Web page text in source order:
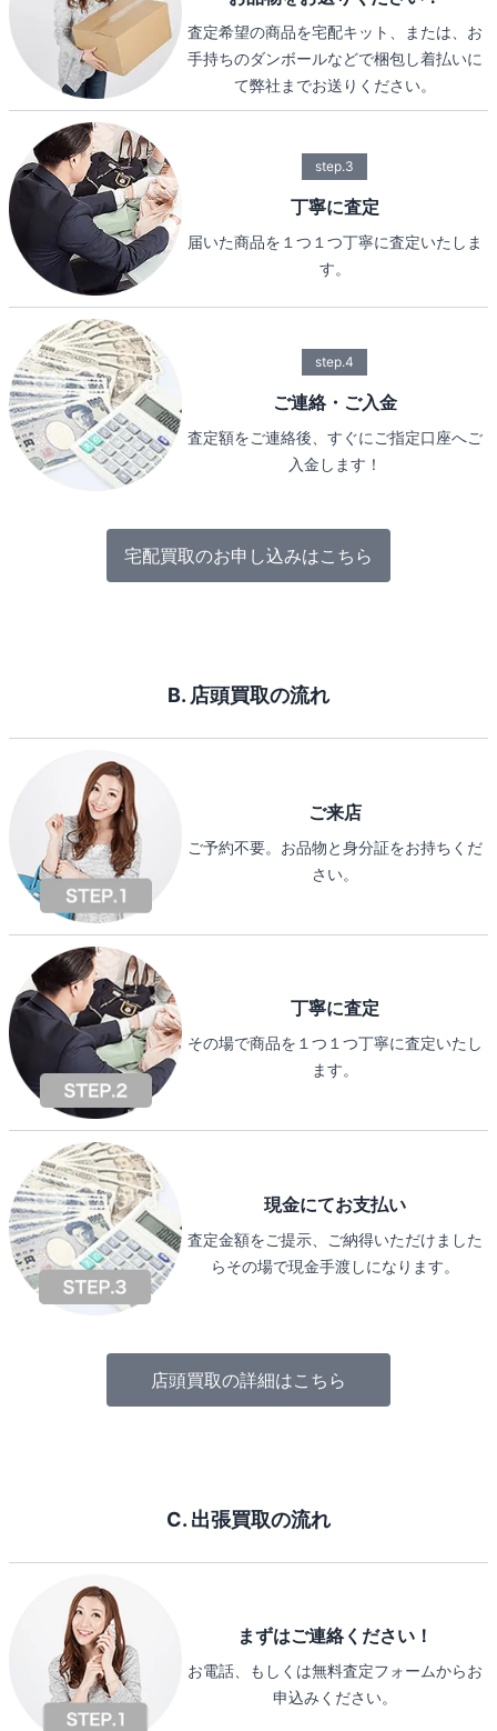
査定希望の商品を宅配キット、または、お
手持ちのダンボールなどで梱包し着払いに
て弊社までお送りください。
step.3
丁寧に査定
届いた商品を１つ１つ丁寧に査定いたしま
す。
step.4
ご連絡・ご入金
査定額をご連絡後、すぐにご指定口座へご
入金します！
宅配買取のお申し込みはこちら
B. 店頭買取の流れ
ご来店
ご予約不要。お品物と身分証をお持ちくだ
さい。
丁寧に査定
その場で商品を１つ１つ丁寧に査定いたし
ます。
現金にてお支払い
査定金額をご提示、ご納得いただけました
らその場で現金手渡しになります。
店頭買取の詳細はこちら
C. 出張買取の流れ
まずはご連絡ください！
お電話、もしくは無料査定フォームからお
申込みください。